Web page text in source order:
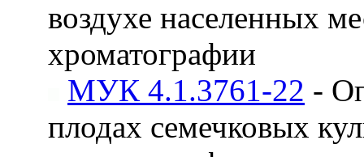
воздухе населенных
хроматографии
МУК 4.1.3761-22 -
плодах семечковых